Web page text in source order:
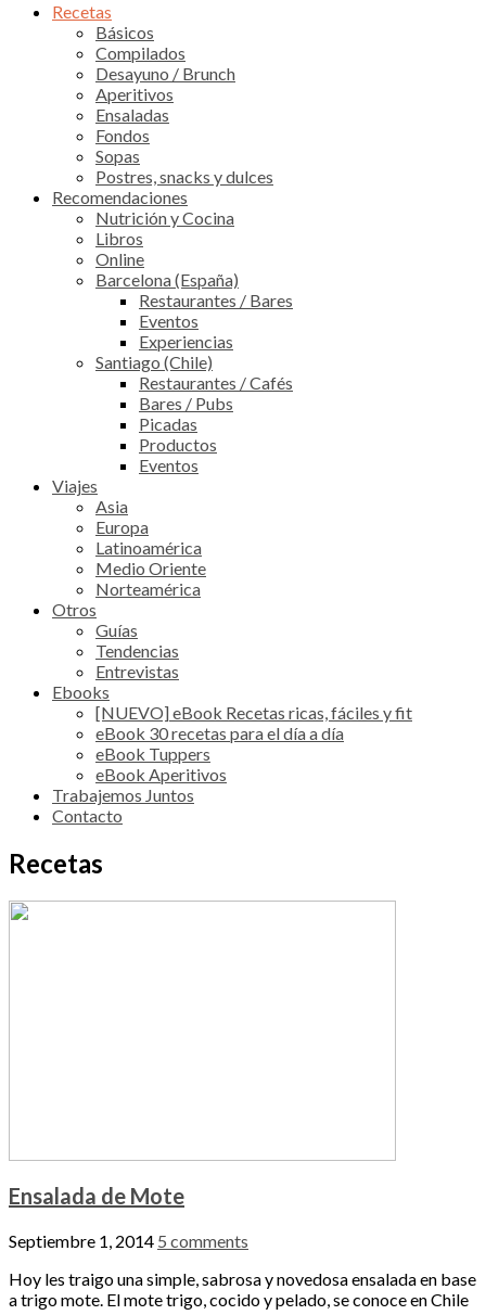
Recetas
Básicos
Compilados
Desayuno / Brunch
Aperitivos
Ensaladas
Fondos
Sopas
Postres, snacks y dulces
Recomendaciones
Nutrición y Cocina
Libros
Online
Barcelona (España)
Restaurantes / Bares
Eventos
Experiencias
Santiago (Chile)
Restaurantes / Cafés
Bares / Pubs
Picadas
Productos
Eventos
Viajes
Asia
Europa
Latinoamérica
Medio Oriente
Norteamérica
Otros
Guías
Tendencias
Entrevistas
Ebooks
[NUEVO] eBook Recetas ricas, fáciles y fit
eBook 30 recetas para el día a día
eBook Tuppers
eBook Aperitivos
Trabajemos Juntos
Contacto
Recetas
Ensalada de Mote
Septiembre 1, 2014 5 comments
Hoy les traigo una simple, sabrosa y novedosa ensalada en base
a trigo mote. El mote trigo, cocido y pelado, se conoce en Chile